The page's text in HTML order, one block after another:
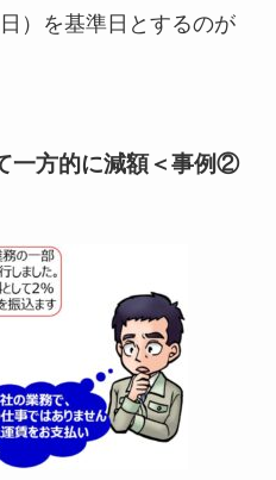
）を基準日とするのが
一方的に減額＜事例②